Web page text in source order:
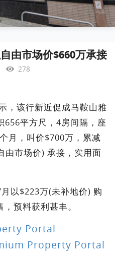
由市场价$660万承接
278
，该行新近促成马鞍山雅
656平方尺，4房间隔，座
月，叫价$700万，累减
由市场价) 承接，实用面
以$223万(未补地价) 购
预料获利甚丰。
Portal
Property Portal